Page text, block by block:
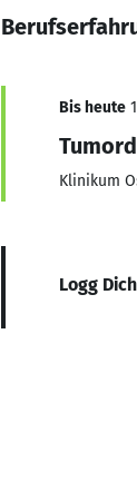
Bis heute
Klinikum
Logg